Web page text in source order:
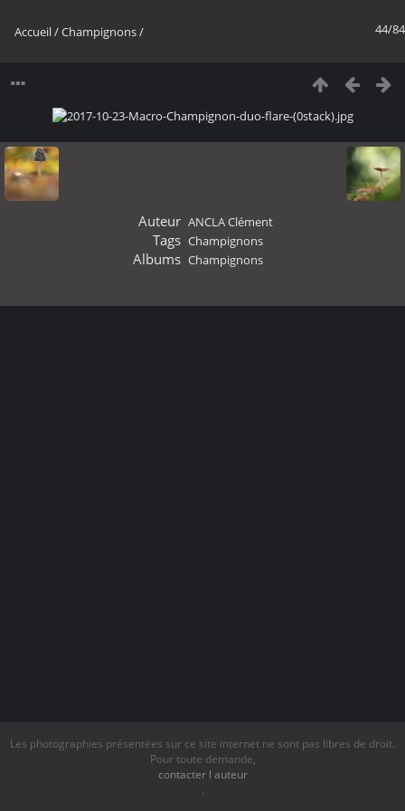
44/84
Accueil/Champignons/
Auteur ANCLA Clément
Tags Champignons
Albums Champignons
Les photographies présentées sur ce site internet ne sont pas libres de droit.
Pour toute demande,
contacter l auteur
.